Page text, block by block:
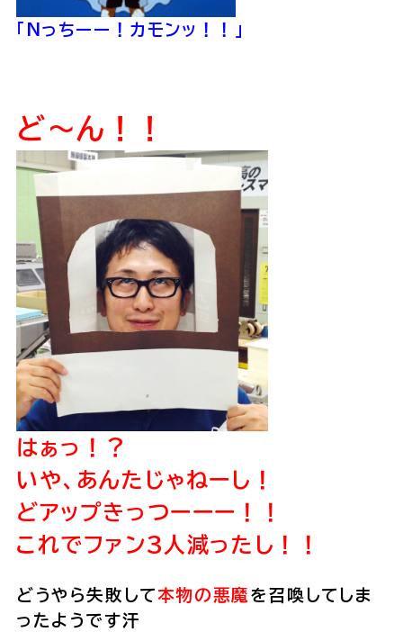
「Nっちーー！カモンッ！！」
ど〜ん！！
はぁっ！？
いや、あんたじゃねーし！
どアップきっつーーー！！
これでファン3人減ったし！！
どうやら失敗して本物の悪魔 を召喚してしま
ったようです汗